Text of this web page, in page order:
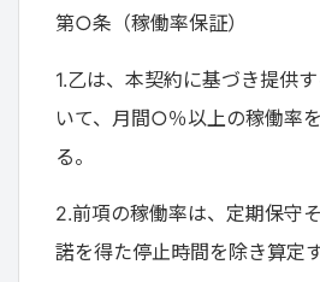
第○条（稼働率保証）
1.乙は、本契約に基づき提供
いて、月間○％以上の稼働率
る。
2.前項の稼働率は、定期保守
諾を得た停止時間を除き算定